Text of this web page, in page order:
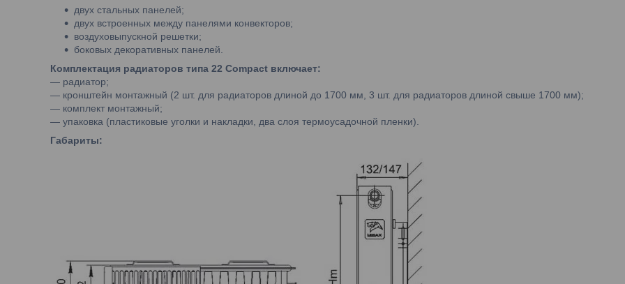
двух стальных панелей;
двух встроенных между панелями конвекторов;
воздуховыпускной решетки;
боковых декоративных панелей.
Комплектация радиаторов типа 22 Compact включает:
— радиатор;
— кронштейн монтажный (2 шт. для радиаторов длиной до 1700 мм, 3 шт. для радиаторов длиной свыше 1700 мм);
— комплект монтажный;
— упаковка (пластиковые уголки и накладки, два слоя термоусадочной пленки).
Габариты: